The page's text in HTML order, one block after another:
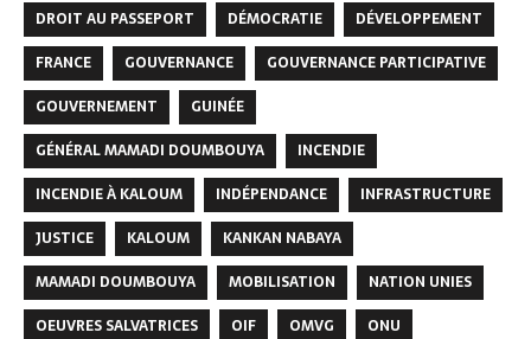
DROIT AU PASSEPORT
DÉMOCRATIE
DÉVELOPPEMENT
FRANCE
GOUVERNANCE
GOUVERNANCE PARTICIPATIVE
GOUVERNEMENT
GUINÉE
GÉNÉRAL MAMADI DOUMBOUYA
INCENDIE
INCENDIE À KALOUM
INDÉPENDANCE
INFRASTRUCTURE
JUSTICE
KALOUM
KANKAN NABAYA
MAMADI DOUMBOUYA
MOBILISATION
NATION UNIES
OEUVRES SALVATRICES
OIF OMVG
ONU